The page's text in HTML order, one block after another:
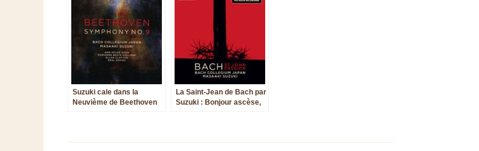
Suzuki cale dans la
Neuvième de Beethoven
La Saint-Jean de Bach par
Suzuki : Bonjour ascèse,